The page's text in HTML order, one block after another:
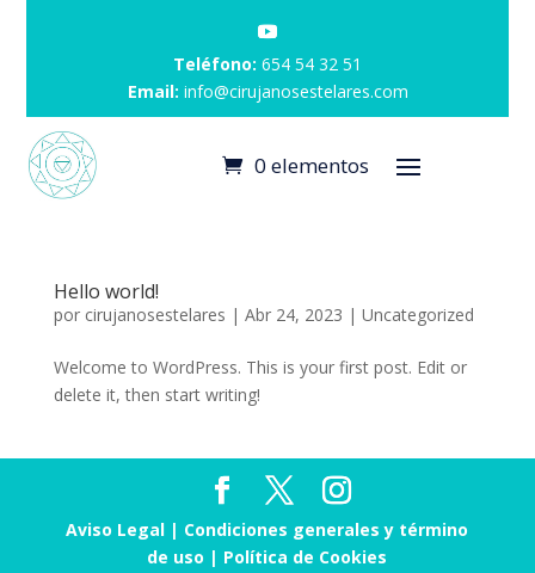
Teléfono: 654 54 32 51
Email: info@cirujanosestelares.com
0 elementos
Hello world!
por cirujanosestelares | Abr 24, 2023 | Uncategorized
Welcome to WordPress. This is your first post. Edit or
delete it, then start writing!
Aviso Legal | Condiciones generales y término
de uso | Política de Cookies